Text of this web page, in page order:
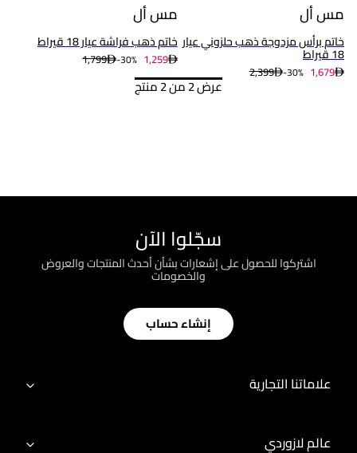
مس أل
خاتم برأس مزدوجة ذهب حلزوني عيار
18 قيراط
2,399 30%- 1,679
مس أل
خاتم ذهب فراشة عيار 18 قيراط
1,799 30%- 1,259
عرض 2 من 2 منتج
سجّلوا الآن
اشتركوا للحصول على إشعارات بشأن أحدث المنتجات والعروض
والخصومات
إنشاء حساب
علاماتنا التجارية
عالم لازوردي